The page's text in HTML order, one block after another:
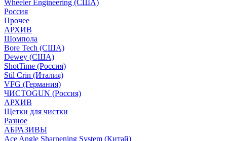
Wheeler Engineering (СШA)
Россия
Прочее
АРХИВ
Шомпола
Bore Tech (США)
Dewey (США)
ShotTime (Россия)
Stil Crin (Италия)
VFG (Германия)
ЧИСТОGUN (Россия)
АРХИВ
Щетки для чистки
Разное
АБРАЗИВЫ
Ace Angle Sharpening System (Китай)